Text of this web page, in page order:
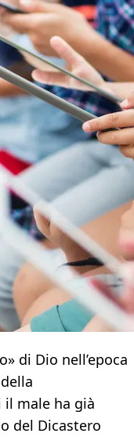
di Dio nell’epoca
il male ha già
del Dicastero